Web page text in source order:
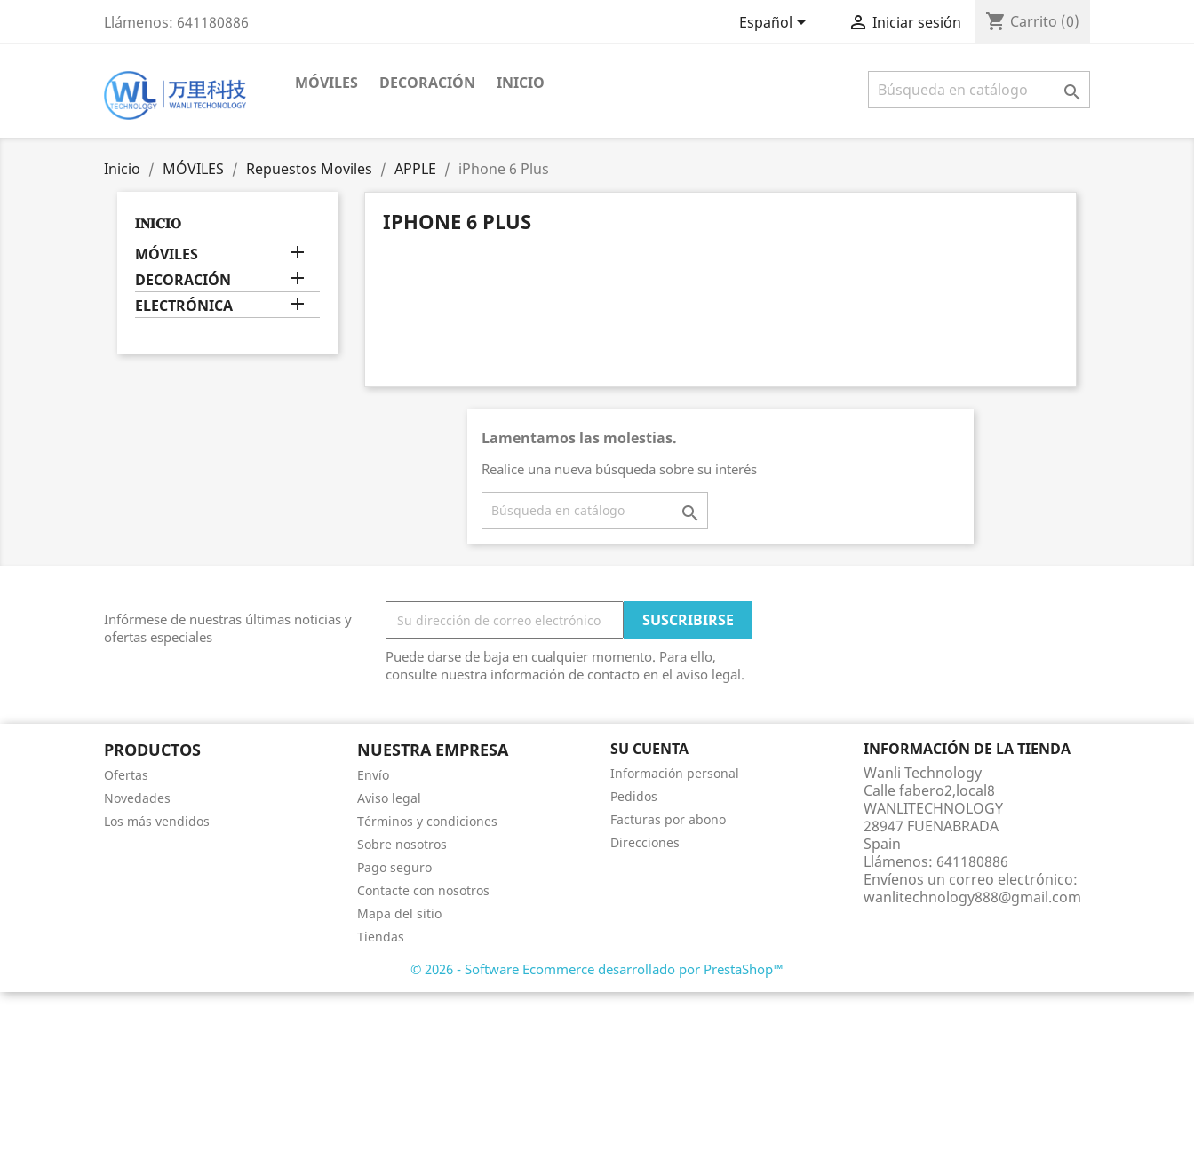
Llámenos: 641180886 Español  Iniciar sesión shopping_cart Carrito (0)
MÓVILES DECORACIÓN INICIO 
Inicio MÓVILES Repuestos Moviles APPLE iPhone 6 Plus
𝐈𝐍𝐈𝐂𝐈𝐎
MÓVILES 
DECORACIÓN 
ELECTRÓNICA 
IPHONE 6 PLUS
Lamentamos las molestias.
Realice una nueva búsqueda sobre su interés

Infórmese de nuestras últimas noticias y
ofertas especiales
Puede darse de baja en cualquier momento. Para ello,
consulte nuestra información de contacto en el aviso legal.
PRODUCTOS
Ofertas
Novedades
Los más vendidos
NUESTRA EMPRESA
Envío
Aviso legal
Términos y condiciones
Sobre nosotros
Pago seguro
Contacte con nosotros
Mapa del sitio
Tiendas
SU CUENTA
Información personal
Pedidos
Facturas por abono
Direcciones
INFORMACIÓN DE LA TIENDA
Wanli Technology
Calle fabero2,local8
WANLITECHNOLOGY
28947 FUENABRADA
Spain
Llámenos: 641180886
Envíenos un correo electrónico:
wanlitechnology888@gmail.com
© 2026 - Software Ecommerce desarrollado por PrestaShop™